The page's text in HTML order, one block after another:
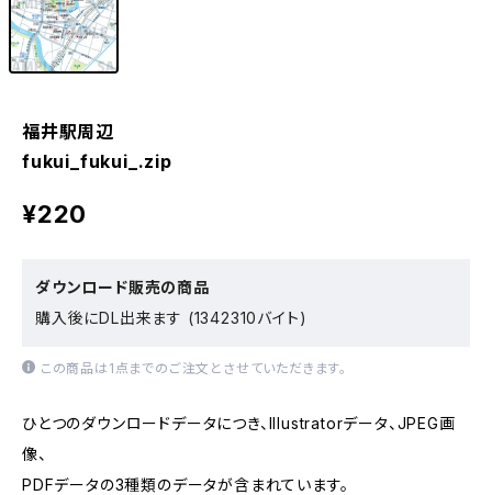
福井駅周辺
fukui_fukui_.zip
¥220
ダウンロード販売の商品
購入後にDL出来ます (1342310バイト)
この商品は1点までのご注文とさせていただきます。
ひとつのダウンロードデータにつき、Illustratorデータ、JPEG画
像、
PDFデータの3種類のデータが含まれています。